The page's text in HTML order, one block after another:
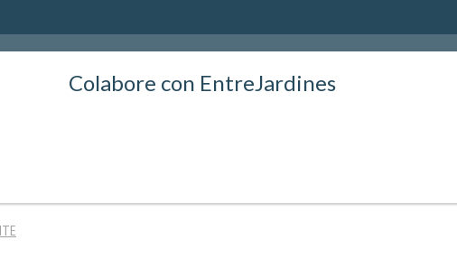
Colabore con EntreJardines